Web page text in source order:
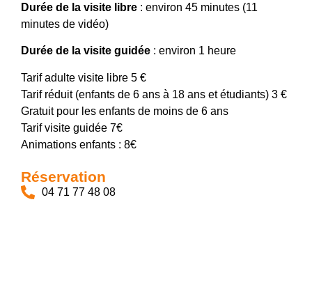
Durée de la visite libre : environ 45 minutes (11
minutes de vidéo)
Durée de la visite guidée : environ 1 heure
Tarif adulte visite libre 5 €
Tarif réduit (enfants de 6 ans à 18 ans et étudiants) 3 €
Gratuit pour les enfants de moins de 6 ans
Tarif visite guidée 7€
Animations enfants : 8€
Réservation
04 71 77 48 08